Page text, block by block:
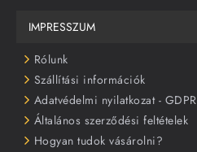
IMPRESSZUM
Rólunk
Szállítási információk
Adatvédelmi nyilatkozat - GDPR
Általános szerződési feltételek
Hogyan tudok vásárolni?